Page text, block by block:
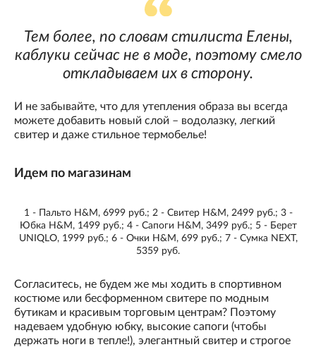
Тем более, по словам стилиста Елены,
каблуки сейчас не в моде, поэтому смело
откладываем их в сторону.
И не забывайте, что для утепления образа вы всегда
можете добавить новый слой – водолазку, легкий
свитер и даже стильное термобелье!
Идем по магазинам
1 - Пальто H&M, 6999 руб.; 2 - Свитер H&M, 2499 руб.; 3 -
Юбка H&M, 1499 руб.; 4 - Сапоги H&M, 3499 руб.; 5 - Берет
UNIQLO, 1999 руб.; 6 - Очки H&M, 699 руб.; 7 - Сумка NEXT,
5359 руб.
Согласитесь, не будем же мы ходить в спортивном
костюме или бесформенном свитере по модным
бутикам и красивым торговым центрам? Поэтому
надеваем удобную юбку, высокие сапоги (чтобы
держать ноги в тепле!), элегантный свитер и строгое